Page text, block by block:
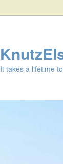
It takes a lifetime